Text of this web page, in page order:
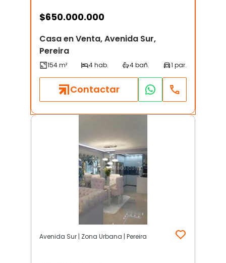
$650.000.000
Casa en Venta, Avenida Sur,
Pereira
Contactar
Avenida Sur | Zona Urbana | Pereira